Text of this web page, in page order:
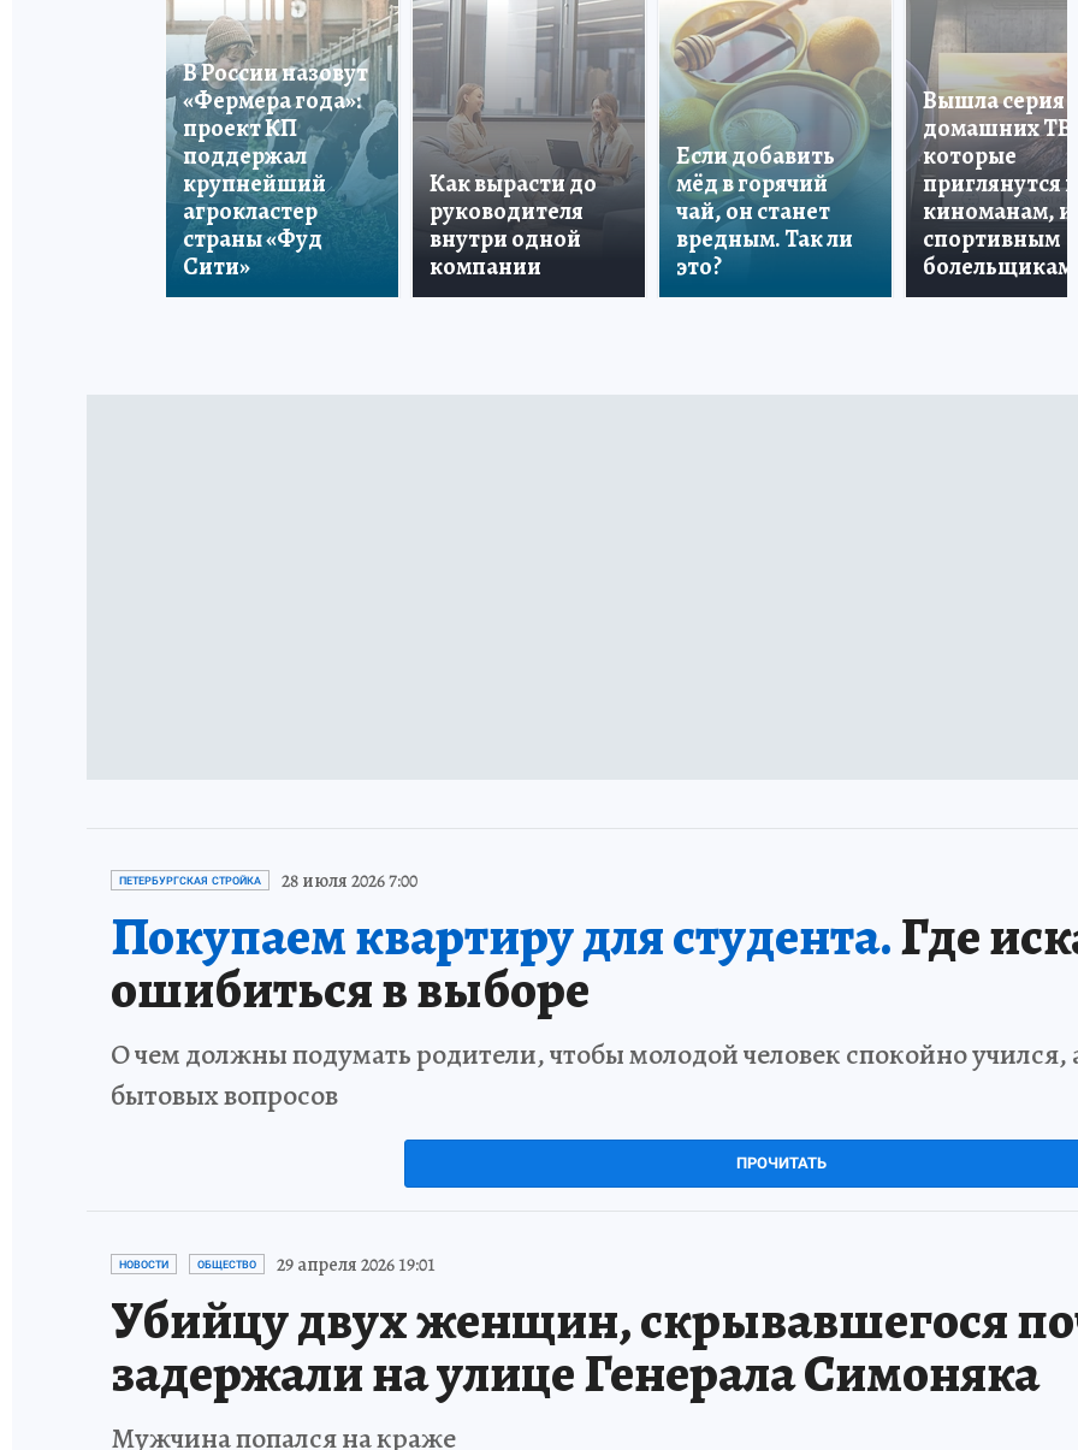
В России назовут
«Фермера года»:
проект КП
поддержал
крупнейший
агрокластер
страны «Фуд
Сити»
Как вырасти до
руководителя
внутри одной
компании
Если добавить
мёд в горячий
чай, он станет
вредным. Так ли
это?
Вышла серия
домашних ТВ,
которые
приглянутся и
киноманам, и
спортивным
болельщикам
ПЕТЕРБУРГСКАЯ СТРОЙКА 28 июля 2026 7:00
Покупаем квартиру для студента.Где
ошибиться в выборе
О чем должны подумать родители, чтобы молодой человек спокойно
бытовых вопросов
ПРОЧИТАТЬ
НОВОСТИ ОБЩЕСТВО 29 апреля 2026 19:01
Убийцу двух женщин, скрывавшегося
задержали на улице Генерала Симоняка
Мужчина попался на краже